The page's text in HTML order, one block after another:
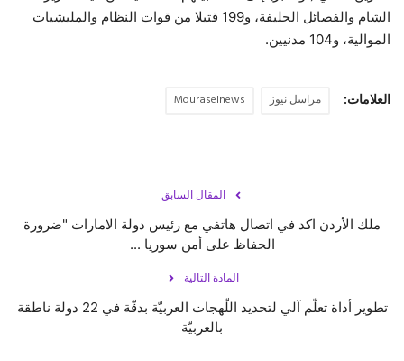
الشام والفصائل الحليفة، و199 قتيلا من قوات النظام والمليشيات
الموالية، و104 مدنيين.
العلامات: مراسل نيوز Mouraselnews
المقال السابق
ملك الأردن اكد في اتصال هاتفي مع رئيس دولة الامارات "ضرورة
الحفاظ على أمن سوريا ...
المادة التالية
تطوير أداة تعلّم آلي لتحديد اللّهجات العربيّة بدقّة في 22 دولة ناطقة
بالعربيّة